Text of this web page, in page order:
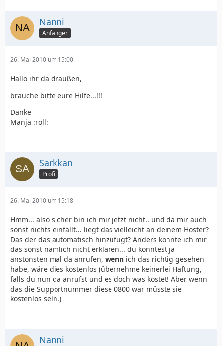
Nanni
Anfänger
26. Mai 2010 um 15:00
Hallo ihr da draußen,
brauche bitte eure Hilfe...!!!
Danke
Manja :roll:
Sarkkan
Profi
26. Mai 2010 um 15:18
Hmm... also sicher bin ich mir jetzt nicht.. und da mir auch
sonst nichts einfällt... liegt das vielleicht an deinem Hoster?
Das der das automatisch hinzufügt? Anders könnte ich mir
das sonst nämlich nicht erklären... du könntest ja
anstonsten mal da anrufen, wenn ich das richtig gesehen
habe, wäre dies kostenlos (übernehme keinerlei Haftung,
falls du nun da anrufst und es doch was kostet! Aber wenn
das die Supportnummer diese 0800 war müsste sie
kostenlos sein.)
Nanni